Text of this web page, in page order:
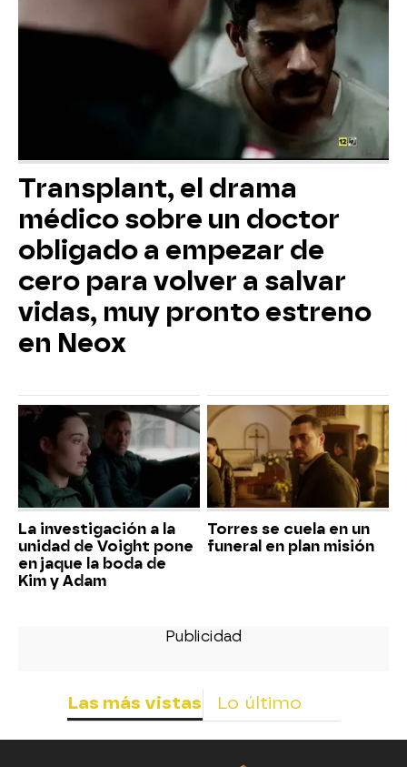
Transplant, el drama
médico sobre un doctor
obligado a empezar de
cero para volver a salvar
vidas, muy pronto estreno
en Neox
La investigación a la
unidad de Voight pone
en jaque la boda de
Kim y Adam
Torres se cuela en un
funeral en plan misión
Las más vistas Lo último